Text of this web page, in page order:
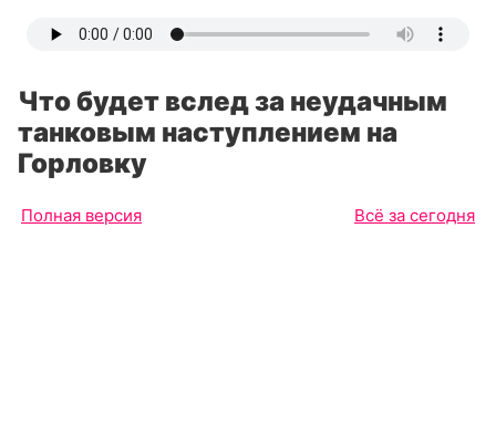
Что будет вслед за неудачным
танковым наступлением на
Горловку
Полная версия Всё за сегодня